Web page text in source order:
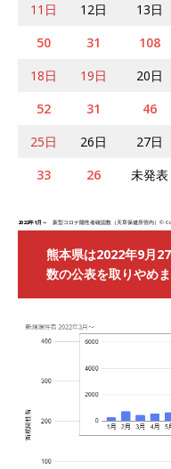
11日
12日 13日
50
31 108
18日
19日 20日
52
31 46
25日
26日 27日
33
26 未発表
2022年1月～ 新型コロナ陽性者確認数（天草保健所管内）©
熊本県は2022年9月
数の公表を取りやめ